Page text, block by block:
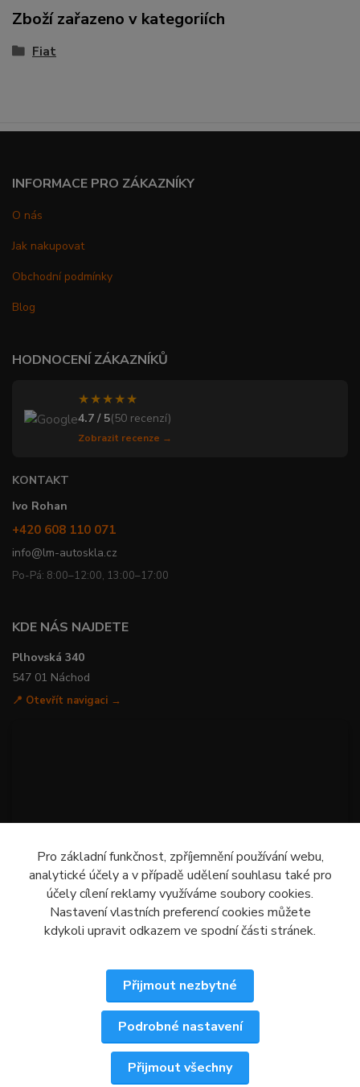
Zboží zařazeno v kategoriích
Fiat
INFORMACE PRO ZÁKAZNÍKY
O nás
Jak nakupovat
Obchodní podmínky
Blog
HODNOCENÍ ZÁKAZNÍKŮ
★★★★★
4.7 / 5(50 recenzí)
Zobrazit recenze →
KONTAKT
Ivo Rohan
+420 608 110 071
info@lm-autoskla.cz
Po-Pá: 8:00–12:00, 13:00–17:00
KDE NÁS NAJDETE
Plhovská 340
547 01 Náchod
📍 Otevřít navigaci →
Upravit sběr cookies.
Pro základní funkčnost, zpříjemnění používání webu,
analytické účely a v případě udělení souhlasu také pro
účely cílení reklamy využíváme soubory cookies.
Nastavení vlastních preferencí cookies můžete
kdykoli upravit odkazem ve spodní části stránek.
Přijmout nezbytné
Podrobné nastavení
Přijmout všechny